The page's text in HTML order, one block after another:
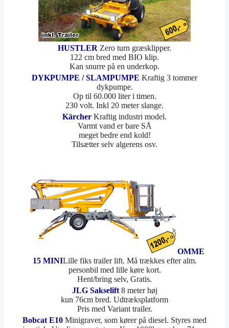
HUSTLER Zero turn græsklipper.
122 cm bred med BIO klip.
Kan snurre på en underkop.
DYKPUMPE / SLAMPUMPE Kraftig 3 tommer
dykpumpe.
Op til 60.000 liter i timen.
230 volt. Inkl 20 meter slange.
Kärcher Kraftig industri model.
Varmt vand er bare SÅ
meget bedre end kold!
Tilsætter selv algerens osv.
OMME
15 MINILille fiks trailer lift. Må trækkes efter alm.
personbil med lille køre kort.
Hent/bring selv, Gratis.
JLG Sakselift 8 meter høj
kun 76cm bred. Udtræksplatform
Pris med Variant trailer.
Bobcat E10 Minigraver, som kører på diesel. Styres med